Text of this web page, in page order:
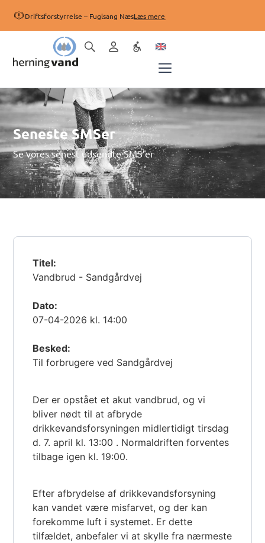
Driftsforstyrrelse – Fuglsang NæsLæs mere
Seneste SMSer
Se vores senest udsendte SMS’er
Titel:
Vandbrud - Sandgårdvej
Dato:
07-04-2026 kl. 14:00
Besked:
Til forbrugere ved Sandgårdvej
Der er opstået et akut vandbrud, og vi
bliver nødt til at afbryde
drikkevandsforsyningen midlertidigt tirsdag
d. 7. april kl. 13:00 . Normaldriften forventes
tilbage igen kl. 19:00.
Efter afbrydelse af drikkevandsforsyning
kan vandet være misfarvet, og der kan
forekomme luft i systemet. Er dette
tilfældet, anbefaler vi at skylle fra nærmeste